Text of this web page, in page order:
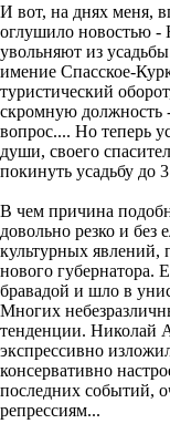
И вот, на днях меня,
оглушило новостью -
увольняют из
имение Спасское-
туристический
скромную должность
вопрос.... Но теперь
души, своего
покинуть усадьбу до
В чем причина
довольно резко и без
культурных явлений,
нового губернатора.
бравадой и шло в
Многих
тенденции. Николай
экспрессивно
консервативно
последних событий,
репрессиям...